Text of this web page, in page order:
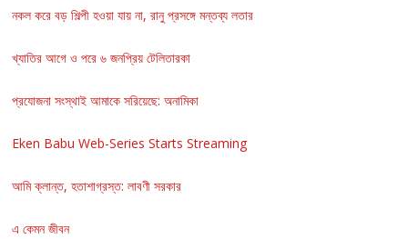
নকল করে বড় শিল্পী হওয়া যায় না, রানু প্রসঙ্গে মন্তব্য লতার
খ্যাতির আগে ও পরে ৬ জনপ্রিয় টেলিতারকা
প্রযোজনা সংস্থাই আমাকে সরিয়েছে: অনামিকা
Eken Babu Web-Series Starts Streaming
আমি ক্লান্ত, হতাশাগ্রস্ত: লাবণী সরকার
এ কেমন জীবন